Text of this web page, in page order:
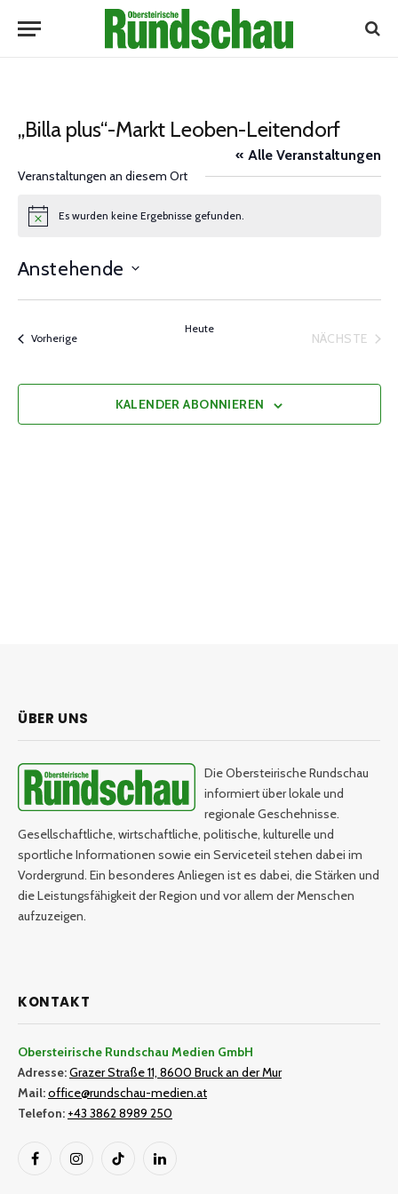
„Billa plus“-Markt Leoben-Leitendorf
« Alle Veranstaltungen
Veranstaltungen an diesem Ort
Notice Es wurden keine Ergebnisse gefunden.
Anstehende
VorherigeVeranstaltungen
Heute
NÄCHSTE
KALENDER ABONNIEREN
ÜBER UNS
Die Obersteirische Rundschau
informiert über lokale und
regionale Geschehnisse.
Gesellschaftliche, wirtschaftliche, politische, kulturelle und
sportliche Informationen sowie ein Serviceteil stehen dabei im
Vordergrund. Ein besonderes Anliegen ist es dabei, die Stärken und
die Leistungsfähigkeit der Region und vor allem der Menschen
aufzuzeigen.
KONTAKT
Obersteirische Rundschau Medien GmbH
Adresse:Grazer Straße 11, 8600 Bruck an der Mur
Mail:office@rundschau-medien.at
Telefon: +43 3862 8989 250
FacebookInstagramTikTok LinkedIn